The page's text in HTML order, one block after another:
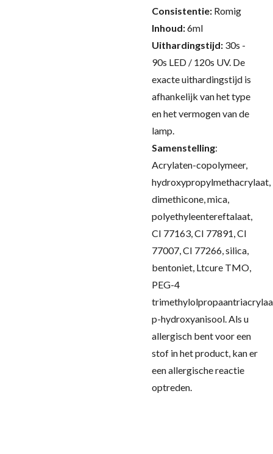
Consistentie: Romig
Inhoud:6ml
Uithardingstijd: 30s -
90s LED / 120s UV. De
exacte uithardingstijd is
afhankelijk van het type
en het vermogen van de
lamp.
Samenstelling:
Acrylaten-copolymeer,
hydroxypropylmethacrylaat,
dimethicone, mica,
polyethyleentereftalaat,
CI 77163, CI 77891, CI
77007, CI 77266, silica,
bentoniet, Ltcure TMO,
PEG-4
p-hydroxyanisool.Als u
allergisch bent voor een
stof in het product, kan er
een allergische reactie
optreden.